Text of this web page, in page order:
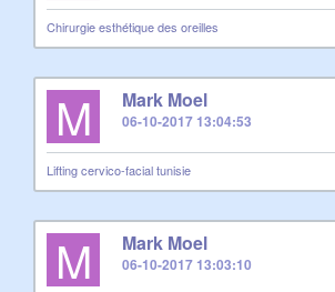
Chirurgie esthétique des oreilles
M Mark Moel
06-10-2017 13:04:53
Lifting cervico-facial tunisie
M Mark Moel
06-10-2017 13:03:10